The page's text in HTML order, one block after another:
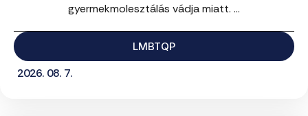
gyermekmolesztálás vádja miatt. ...
LMBTQP
2026. 08. 7.